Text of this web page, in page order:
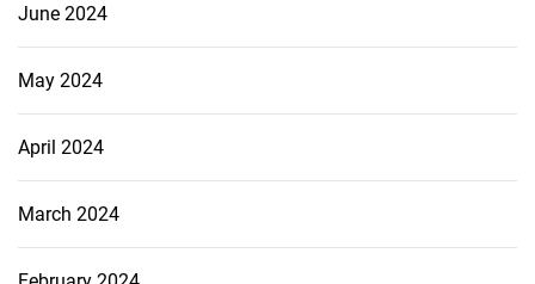
June 2024
May 2024
April 2024
March 2024